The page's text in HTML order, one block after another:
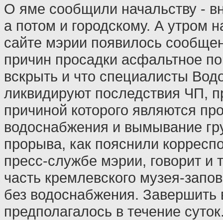
О яме сообщили начальству -
а потом и городскому. А утром
сайте мэрии появилось
причин просадки асфальтное
вскрыть и что специалисты
ликвидируют последствия ЧП,
причиной которого являются
водоснабжения и вымывание
прорыва, как пояснили
пресс-службе мэрии, говорит и
часть кремлевского музея-
без водоснабжения. Завершить
предполагалось в течение